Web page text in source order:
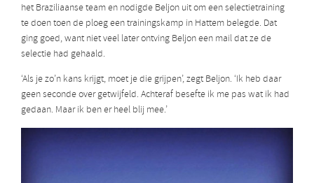
het Braziliaanse team en nodigde Beljon uit om een selectietraining
te doen toen de ploeg een trainingskamp in Hattem belegde. Dat
ging goed, want niet veel later ontving Beljon een mail dat ze de
selectie had gehaald.
‘Als je zo’n kans krijgt, moet je die grijpen’, zegt Beljon. ‘Ik heb daar
geen seconde over getwijfeld. Achteraf besefte ik me pas wat ik had
gedaan. Maar ik ben er heel blij mee.’